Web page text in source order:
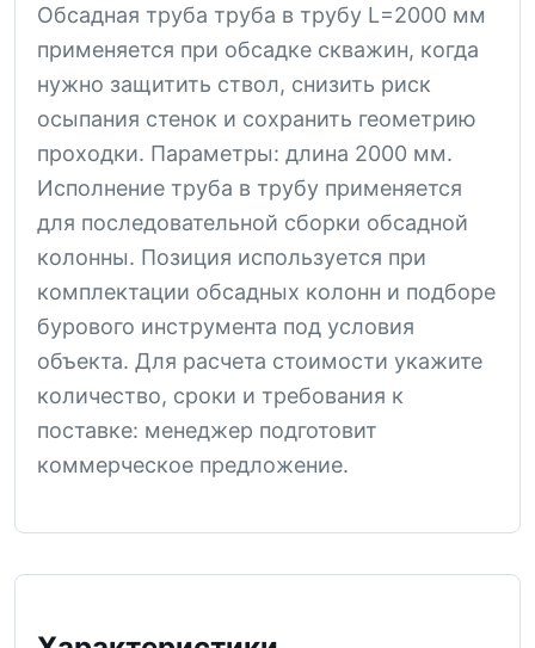
Обсадная труба труба в трубу L=2000 мм
применяется при обсадке скважин, когда
нужно защитить ствол, снизить риск
осыпания стенок и сохранить геометрию
проходки. Параметры: длина 2000 мм.
Исполнение труба в трубу применяется
для последовательной сборки обсадной
колонны. Позиция используется при
комплектации обсадных колонн и подборе
бурового инструмента под условия
объекта. Для расчета стоимости укажите
количество, сроки и требования к
поставке: менеджер подготовит
коммерческое предложение.